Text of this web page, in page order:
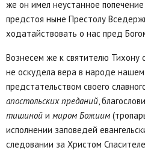
же он имел неустанное
предстоя ныне Престолу
ходатайствовать о нас пред
Вознесем же к святителю Тихону
не оскудела вера в народе
предстательством своего
апостольских преданий,
тишиной и миром Божиим
исполнении заповедей
следовании за Христом